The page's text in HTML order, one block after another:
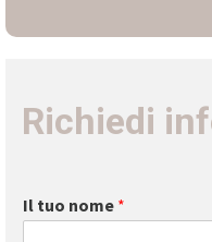
Richiedi
Il tuo nome *